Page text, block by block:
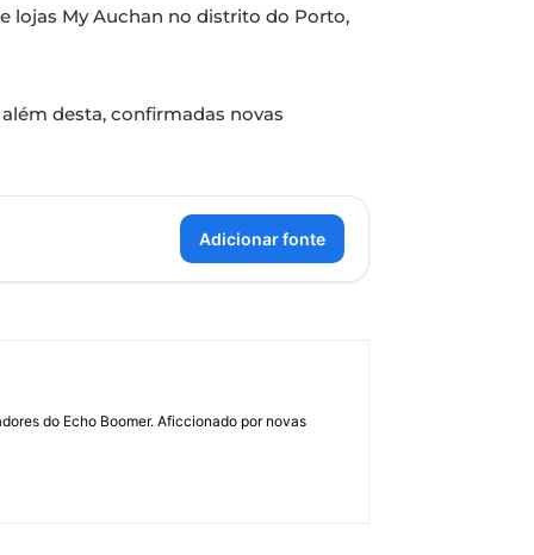
lojas My Auchan no distrito do Porto,
desta, confirmadas novas
Adicionar fonte
do Echo Boomer. Aficcionado por novas